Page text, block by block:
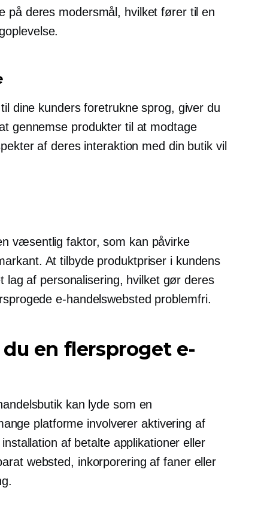
på deres modersmål, hvilket fører til en
dine kunders foretrukne sprog, giver du
gennemse produkter til at modtage
af deres interaktion med din butik vil
væsentlig faktor, som kan påvirke
At tilbyde produktpriser i kundens
lag af personalisering, hvilket gør deres
e-handelswebsted problemfri.
en flersproget e-
kan lyde som en
platforme involverer aktivering af
af betalte applikationer eller
websted, inkorporering af faner eller